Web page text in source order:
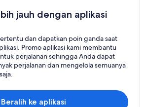
jauh dengan aplikasi
dan dapatkan poin ganda saat
Promo aplikasi kami membantu
perjalanan sehingga Anda dapat
perjalanan dan mengelola semuanya
Beralih ke aplikasi